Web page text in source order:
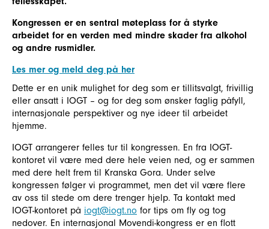
Kongressen er en sentral møteplass for å styrke
arbeidet for en verden med mindre skader fra alkohol
og andre rusmidler.
Les mer og meld deg på her
Dette er en unik mulighet for deg som er tillitsvalgt, frivillig
eller ansatt i IOGT – og for deg som ønsker faglig påfyll,
internasjonale perspektiver og nye ideer til arbeidet
hjemme.
IOGT arrangerer felles tur til kongressen. En fra IOGT-
kontoret vil være med dere hele veien ned, og er sammen
med dere helt frem til Kranska Gora. Under selve
kongressen følger vi programmet, men det vil være flere
av oss til stede om dere trenger hjelp. Ta kontakt med
IOGT-kontoret på iogt@iogt.no for tips om fly og tog
nedover. En internasjonal Movendi-kongress er en flott